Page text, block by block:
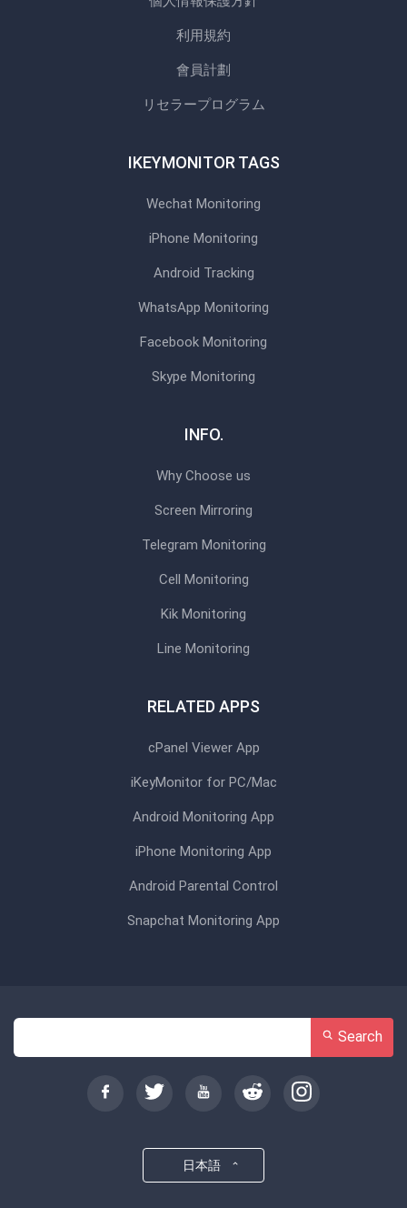
利用規約
會員計劃
リセラープログラム
IKEYMONITOR TAGS
Wechat Monitoring
iPhone Monitoring
Android Tracking
WhatsApp Monitoring
Facebook Monitoring
Skype Monitoring
INFO.
Why Choose us
Screen Mirroring
Telegram Monitoring
Cell Monitoring
Kik Monitoring
Line Monitoring
RELATED APPS
cPanel Viewer App
iKeyMonitor for PC/Mac
Android Monitoring App
iPhone Monitoring App
Android Parental Control
Snapchat Monitoring App
Search
日本語